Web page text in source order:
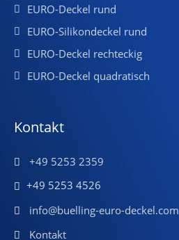
EURO-Deckel rund
EURO-Silikondeckel rund
EURO-Deckel rechteckig
EURO-Deckel quadratisch
Kontakt
+49 5253 2359
+49 5253 4526
info@buelling-euro-deckel.com
Kontakt